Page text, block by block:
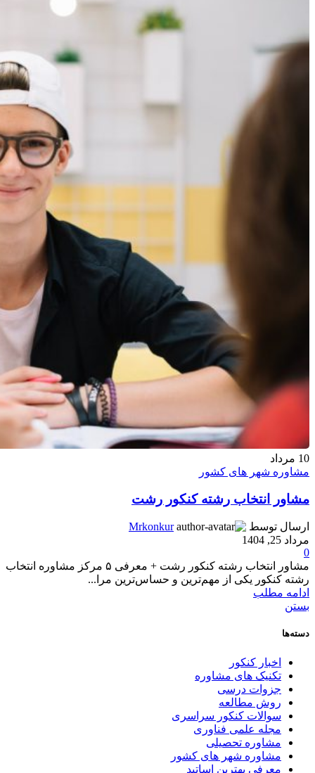
10 مرداد
مشاوره شهر های کشور
مشاور انتخاب رشته کنکور رشت
ارسال توسط
Mrkonkur
مرداد 25, 1404
0
مشاور انتخاب رشته کنکور رشت + معرفی ۵ مرکز مشاوره انتخاب
رشته کنکور یکی از مهم‌ترین و حساس‌ترین مرا...
ادامه مطلب
بستن
دسته‌ها
اخبار کنکور
تکنیک های مشاوره
جزوات درسی
روش مطالعه
سوالات کنکور سراسری
مجله علمی فناوری
مشاوره تحصیلی
مشاوره شهر های کشور
معرفی بهترین اساتید